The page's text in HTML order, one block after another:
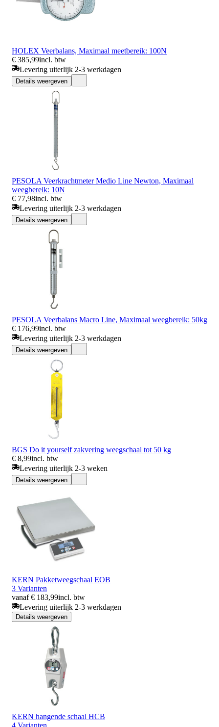
HOLEX Veerbalans, Maximaal meetbereik: 100N
€ 385,99incl. btw
Levering uiterlijk 2-3 werkdagen
Details weergeven
PESOLA Veerkrachtmeter Medio Line Newton, Maximaal
weegbereik: 10N
€ 77,98incl. btw
Levering uiterlijk 2-3 werkdagen
Details weergeven
PESOLA Veerbalans Macro Line, Maximaal weegbereik: 50kg
€ 176,99incl. btw
Levering uiterlijk 2-3 werkdagen
Details weergeven
BGS Do it yourself zakvering weegschaal tot 50 kg
€ 8,99incl. btw
Levering uiterlijk 2-3 weken
Details weergeven
KERN Pakketweegschaal EOB
3 Varianten
vanaf € 183,99incl. btw
Levering uiterlijk 2-3 werkdagen
Details weergeven
KERN hangende schaal HCB
4 Varianten